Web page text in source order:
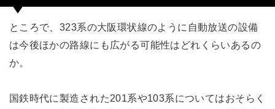
ところで、323系の大阪環状線のように自動放送の設備
は今後ほかの路線にも広がる可能性はどれくらいあるの
か。
国鉄時代に製造された201系や103系についてはおそらく